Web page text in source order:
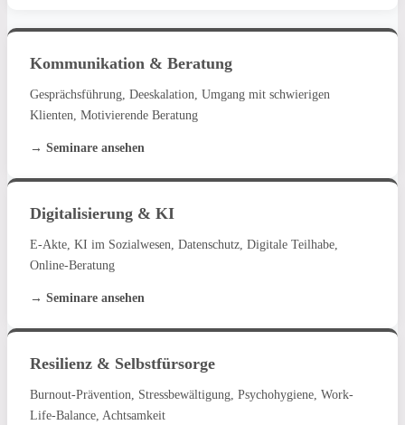
Kommunikation & Beratung
Gesprächsführung, Deeskalation, Umgang mit schwierigen
Klienten, Motivierende Beratung
→ Seminare ansehen
Digitalisierung & KI
E-Akte, KI im Sozialwesen, Datenschutz, Digitale Teilhabe,
Online-Beratung
→ Seminare ansehen
Resilienz & Selbstfürsorge
Burnout-Prävention, Stressbewältigung, Psychohygiene, Work-
Life-Balance, Achtsamkeit